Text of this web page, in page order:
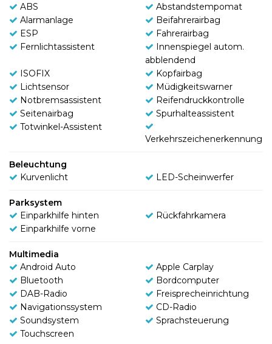
ABS
Abstandstempomat
Alarmanlage
Beifahrerairbag
ESP
Fahrerairbag
Fernlichtassistent
Innenspiegel autom.
abblendend
ISOFIX
Kopfairbag
Lichtsensor
Müdigkeitswarner
Notbremsassistent
Reifendruckkontrolle
Seitenairbag
Spurhalteassistent
Totwinkel-Assistent
Verkehrszeichenerkennung
Beleuchtung
Kurvenlicht
LED-Scheinwerfer
Parksystem
Einparkhilfe hinten
Rückfahrkamera
Einparkhilfe vorne
Multimedia
Android Auto
Apple Carplay
Bluetooth
Bordcomputer
DAB-Radio
Freisprecheinrichtung
Navigationssystem
CD-Radio
Soundsystem
Sprachsteuerung
Touchscreen